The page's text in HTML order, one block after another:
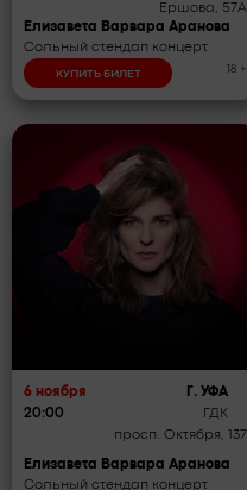
Ершова, 57А
Елизавета Варвара Аранова
Сольный стендап концерт
КУПИТЬ БИЛЕТ 18 +
6 ноября
20:00
Г. УФА
ГДК
просп. Октября, 137
Елизавета Варвара Аранова
Сольный стендап концерт